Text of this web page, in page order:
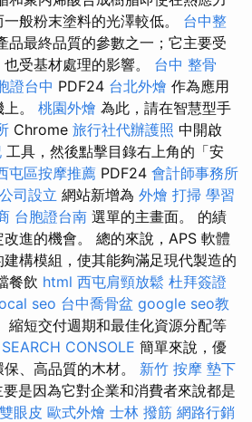
般粉末塗料的光澤較低。 台中整
品最終品質的參數之一；它主要受
受基材處理的影響。 台中 整骨
證台中 PDF24 台北外燴 作為應用
。 桃園外燴 為此，請在智慧型手
Chrome 旅行社代辦護照 中開啟
工具，然後點擊目錄右上角的「安
屯區按摩推薦 PDF24 會計師事務所
公司設立 網站新增為 外燴 打掃 學習
台胞證台南 選單的主畫面。 的績
進的機會。 總的來說，APS 軟體
構模組，使其能夠滿足現代製造的
餐飲 html 西屯肩頸放鬆 杜拜簽證
seo 台中喬骨盆 google seo教
縮短交付週期和最佳化資源分配等
CONSOLE 簡單來說，優
、高品質的木材。 新竹 按摩 墊下
要是因為它對企業和消費者來說都是
雙眼皮 歐式外燴 士林 撥筋 網路行銷